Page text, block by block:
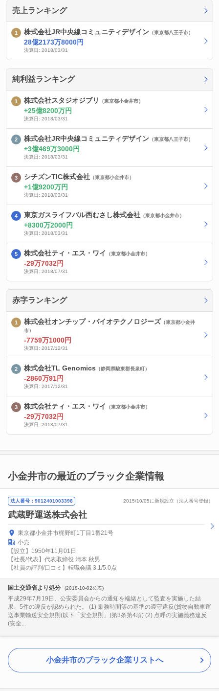
売上ランキング
株式会社JR中央線コミュニティデザイン （東京都八王子市）
28億2173万8000円
決算日: 2018/03/31
純利益ランキング
株式会社スタジオジブリ （東京都小金井市）
25億8200万円
決算日: 2018/03/31
株式会社JR中央線コミュニティデザイン （東京都八王子市）
3億469万3000円
決算日: 2018/03/31
シチズンTIC株式会社 （東京都小金井市）
1億9200万円
決算日: 2018/03/31
東京ガスライフバル西むさし株式会社 （東京都小金井市）
8300万2000円
決算日: 2018/03/31
株式会社ティ・エス・ワイ （東京都小金井市）
-29万7032円
決算日: 2018/07/31
赤字ランキング
株式会社オンチップ・バイオテクノロジーズ （東京都小金井
市）
-7759万1000円
決算日: 2017/12/31
株式会社TL Genomics （静岡県駿東郡長泉町）
-2860万91円
決算日: 2017/12/31
株式会社ティ・エス・ワイ （東京都小金井市）
-29万7032円
決算日: 2018/07/31
小金井市の最近のブラック企業情報
法人番号：9012401003398 2015/10/05に新規設立（法人番号登録）
武蔵野運送株式会社
東京都小金井市梶野町1丁目1番21号
小売
【設立】1950年11月01日
【社長/代表】代表取締役 清本 秋男
【社員の評判/口コミ】転職会議 3.1/5.0点
国土交通省より処分 (2018-10-02公表)
平成29年7月19日、公安委員会からの通知を端緒として監査を実施した結
果、5件の違反が認められた。 (1) 乗務時間等の基準の遵守違反(貨物自動車運
送事業輸送安全規則(以下「安全規則」)第3条第4項) (2) 点呼の実施義務違反
(安全...
小金井市のブラック企業リストへ